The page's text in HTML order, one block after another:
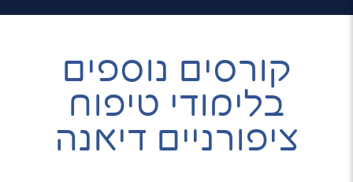
קורסים נוספים
בלימודי טיפוח
ציפורניים דיאנה